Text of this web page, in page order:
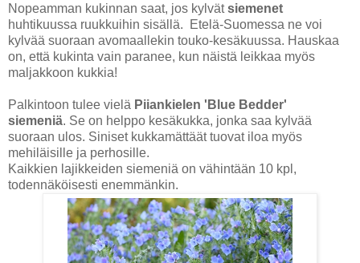
Nopeamman kukinnan saat, jos kylvätsiemenet
huhtikuussa ruukkuihin sisällä. Etelä-Suomessa ne voi
kylvää suoraan avomaallekin touko-kesäkuussa. Hauskaa
on, että kukinta vain paranee, kun näistä leikkaa myös
maljakkoon kukkia!
Palkintoon tulee vielä Piiankielen 'Blue Bedder'
siemeniä. Se on helppo kesäkukka, jonka saa kylvää
suoraan ulos. Siniset kukkamättäät tuovat iloa myös
mehiläisille ja perhosille.
Kaikkien lajikkeiden siemeniä on vähintään 10 kpl,
todennäköisesti enemmänkin.